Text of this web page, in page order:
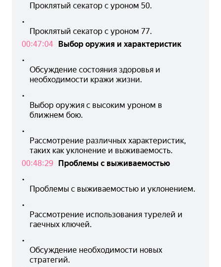
Проклятый секатор с уроном 50.
Проклятый секатор с уроном 77.
00:47:04 Выбор оружия и характеристик
Обсуждение состояния здоровья и
необходимости кражи жизни.
Выбор оружия с высоким уроном в
ближнем бою.
Рассмотрение различных характеристик,
таких как уклонение и выживаемость.
00:48:29 Проблемы с выживаемостью
Проблемы с выживаемостью и уклонением.
Рассмотрение использования турелей и
гаечных ключей.
Обсуждение необходимости новых
стратегий.